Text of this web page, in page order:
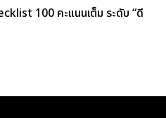
100 คะแนนเต็ม ระดับ “ดี